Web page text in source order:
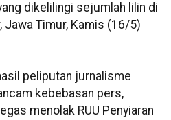
dikelilingi sejumlah lilin di
Jawa Timur, Kamis (16/5)
peliputan jurnalisme
kebebasan pers,
menolak RUU Penyiaran